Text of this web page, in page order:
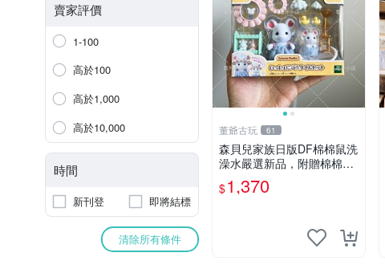
賣家評價
1-100
高於100
高於1,000
高於10,000
時間
新刊登 即將結標
清除所有條件
董爺古玩 61
森貝兒家族日版DF棉棉鼠洗
澡水嚴選新品，附贈棉棉鼠
媽媽與嬰兒及配件。-paper
盒裝，輕便設計方便攜帶。
$1,370